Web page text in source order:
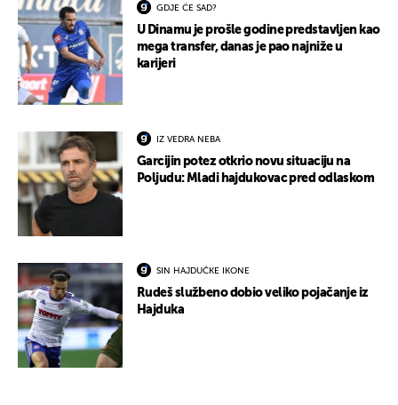
GDJE ĆE SAD?
U Dinamu je prošle godine predstavljen kao
mega transfer, danas je pao najniže u
karijeri
IZ VEDRA NEBA
Garcijin potez otkrio novu situaciju na
Poljudu: Mladi hajdukovac pred odlaskom
SIN HAJDUČKE IKONE
Rudeš službeno dobio veliko pojačanje iz
Hajduka